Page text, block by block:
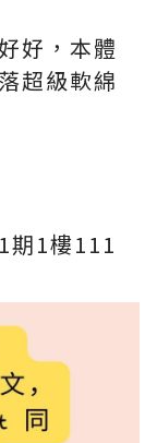
好，本體
超級軟綿
期1樓111